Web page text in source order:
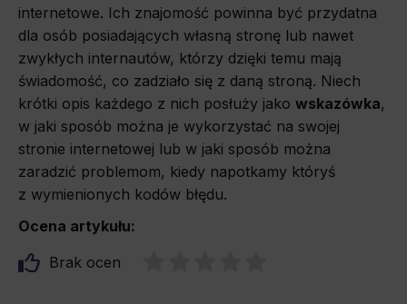
internetowe. Ich znajomość powinna być przydatna
dla osób posiadających własną stronę lub nawet
zwykłych internautów, którzy dzięki temu mają
świadomość, co zadziało się z daną stroną. Niech
krótki opis każdego z nich posłuży jako wskazówka,
w jaki sposób można je wykorzystać na swojej
stronie internetowej lub w jaki sposób można
zaradzić problemom, kiedy napotkamy któryś
z wymienionych kodów błędu.
Ocena artykułu:
Brak ocen